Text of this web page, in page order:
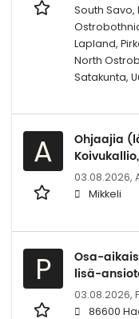
South
Lapland,
North
Satakunta,
A
Ohjaajia
03.08.2026,
Mikkeli
P
Osa-
lisä-
03.08.2026,
86600